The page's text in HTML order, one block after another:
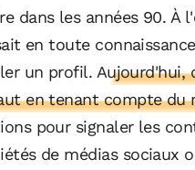
dans les années 90. À
en toute
un profil. Aujourd'hui,
en tenant compte du
pour signaler les
de médias sociaux